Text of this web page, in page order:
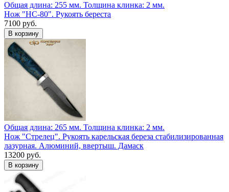
Общая длина: 255 мм. Толщина клинка: 2 мм.
Нож "НС-80". Рукоять береста
7100 руб.
Общая длина: 265 мм. Толщина клинка: 2 мм.
Нож "Стрелец". Рукоять карельская береза стабилизированная
лазурная. Алюминий, ввертыш. Дамаск
13200 руб.